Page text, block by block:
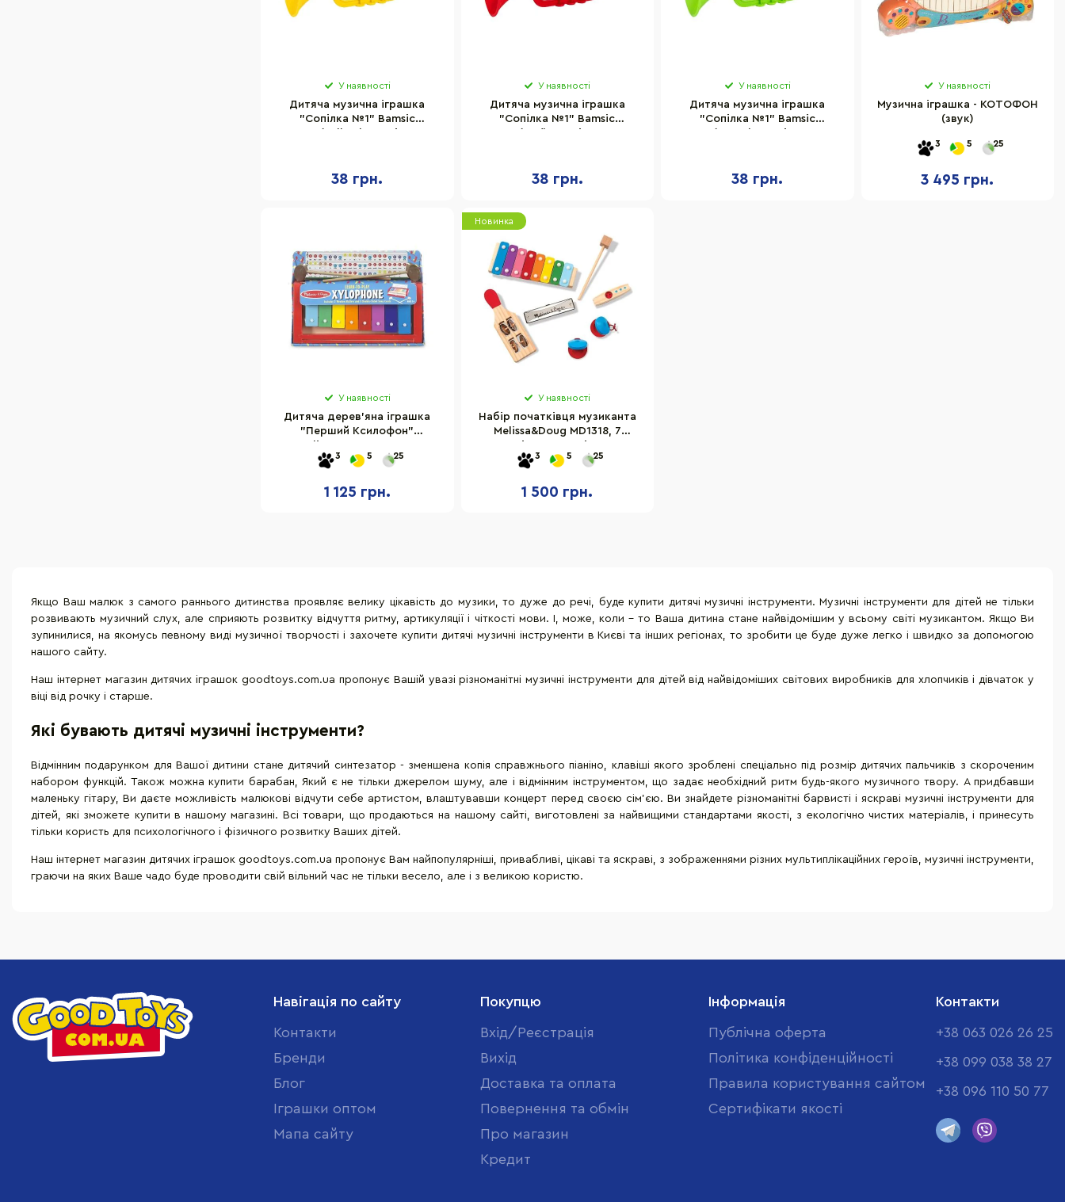
У наявності
Дитяча музична іграшка
"Сопілка №1" Bamsic
38 грн.
У наявності
Дитяча музична іграшка
"Сопілка №1" Bamsic
38 грн.
У наявності
Дитяча музична іграшка
"Сопілка №1" Bamsic
38 грн.
У наявності
Музична іграшка - КОТОФОН
(звук)
3 5 25
3 495 грн.
У наявності
Дитяча дерев'яна іграшка
"Перший Ксилофон"
3 5 25
1 125 грн.
Новинка
У наявності
Набір початківця музиканта
Melissa&Doug MD1318, 7
3 5 25
1 500 грн.
Якщо Ваш малюк з самого раннього дитинства проявляє велику цікавість до музики, то дуже до речі, буде купити дитячі музичні інструменти. Музичні інструменти для дітей не тільки
розвивають музичний слух, але сприяють розвитку відчуття ритму, артикуляції і чіткості мови. І, може, коли - то Ваша дитина стане найвідомішим у всьому світі музикантом. Якщо Ви
зупинилися, на якомусь певному виді музичної творчості і захочете купити дитячі музичні інструменти в Києві та інших регіонах, то зробити це буде дуже легко і швидко за допомогою
нашого сайту.
Наш інтернет магазин дитячих іграшок goodtoys.com.ua пропонує Вашій увазі різноманітні музичні інструменти для дітей від найвідоміших світових виробників для хлопчиків і дівчаток у
віці від рочку і старше.
Які бувають дитячі музичні інструменти?
Відмінним подарунком для Вашої дитини стане дитячий синтезатор - зменшена копія справжнього піаніно, клавіші якого зроблені спеціально під розмір дитячих пальчиків з скороченим
набором функцій. Також можна купити барабан, Який є не тільки джерелом шуму, але і відмінним інструментом, що задає необхідний ритм будь-якого музичного твору. А придбавши
маленьку гітару, Ви даєте можливість малюкові відчути себе артистом, влаштувавши концерт перед своєю сім'єю. Ви знайдете різноманітні барвисті і яскраві музичні інструменти для
дітей, які зможете купити в нашому магазині. Всі товари, що продаються на нашому сайті, виготовлені за найвищими стандартами якості, з екологічно чистих матеріалів, і принесуть
тільки користь для психологічного і фізичного розвитку Ваших дітей.
Наш інтернет магазин дитячих іграшок goodtoys.com.ua пропонує Вам найпопулярніші, привабливі, цікаві та яскраві, з зображеннями різних мультиплікаційних героїв, музичні інструменти,
граючи на яких Ваше чадо буде проводити свій вільний час не тільки весело, але і з великою користю.
Навігація по сайту
Контакти
Бренди
Блог
Іграшки оптом
Мапа сайту
Покупцю
Вхід/Реєстрація
Вихід
Доставка та оплата
Повернення та обмін
Про магазин
Кредит
Інформація
Публічна оферта
Політика конфіденційності
Правила користування сайтом
Cертифікати якості
Контакти
+38 063 026 26 25
+38 099 038 38 27
+38 096 110 50 77